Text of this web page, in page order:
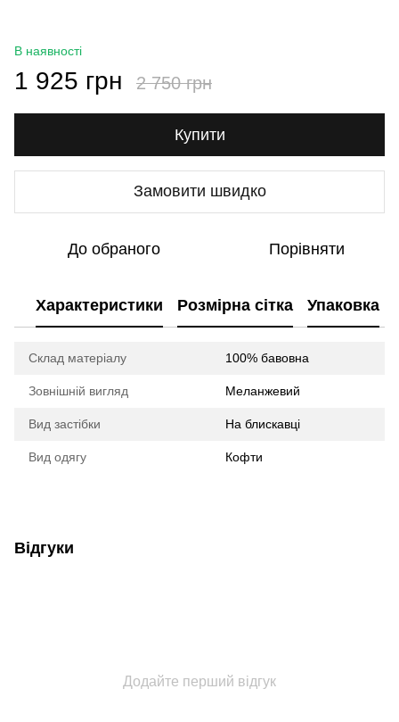
В наявності
1 925 грн 2 750 грн
Купити
Замовити швидко
До обраного Порівняти
Характеристики Розмірна сітка Упаковка
Склад матеріалу 100% бавовна
Зовнішній вигляд Меланжевий
Вид застібки На блискавці
Вид одягу Кофти
Відгуки
Додайте перший відгук